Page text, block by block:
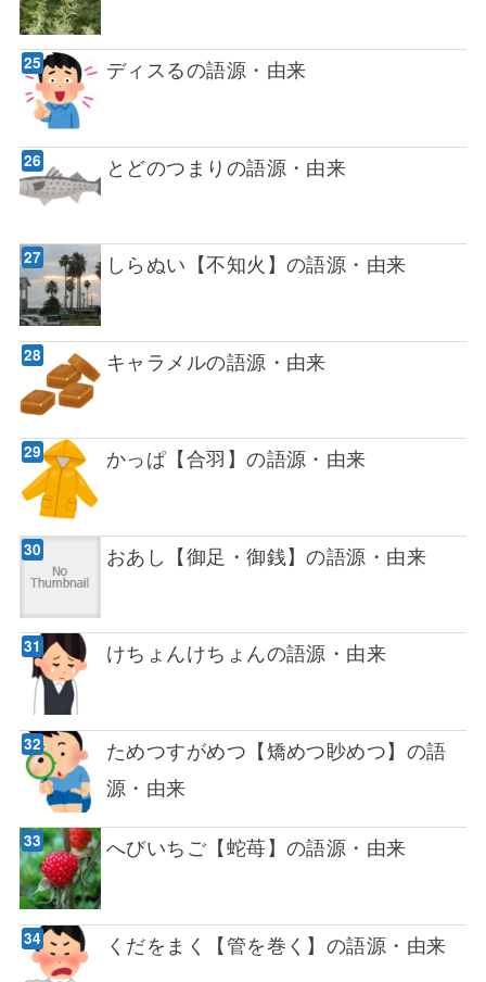
ディスるの語源・由来
とどのつまりの語源・由来
しらぬい【不知火】の語源・由来
キャラメルの語源・由来
かっぱ【合羽】の語源・由来
おあし【御足・御銭】の語源・由来
けちょんけちょんの語源・由来
ためつすがめつ【矯めつ眇めつ】の語
源・由来
へびいちご【蛇苺】の語源・由来
くだをまく【管を巻く】の語源・由来